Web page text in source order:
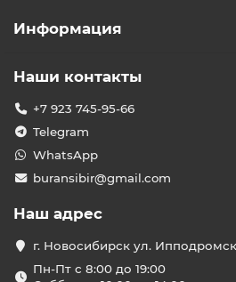
Информация
Наши контакты
+7 923 745-95-66
Telegram
WhatsApp
buransibir@gmail.com
Наш адрес
г. Новосибирск ул.
Пн-Пт с 8:00 до 19:00